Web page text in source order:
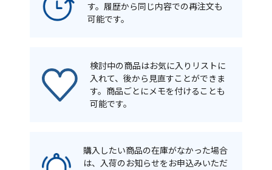
す。履歴から同じ内容での再注文も
可能です。
検討中の商品はお気に入りリストに
入れて、後から見直すことができま
す。商品ごとにメモを付けることも
可能です。
購入したい商品の在庫がなかった場合
は、入荷のお知らせをお申込みいただ